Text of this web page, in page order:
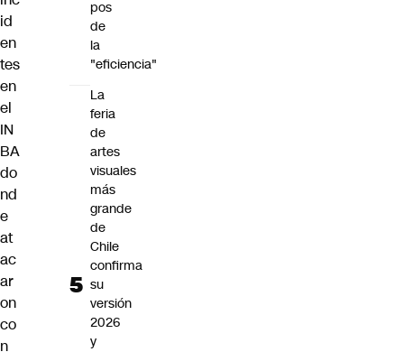
id
en
tes
en
el
IN
BA
do
nd
e
at
ac
ar
on
co
n
pos
de
la
"eficiencia"
La
feria
de
artes
visuales
más
grande
de
Chile
confirma
su
versión
2026
y